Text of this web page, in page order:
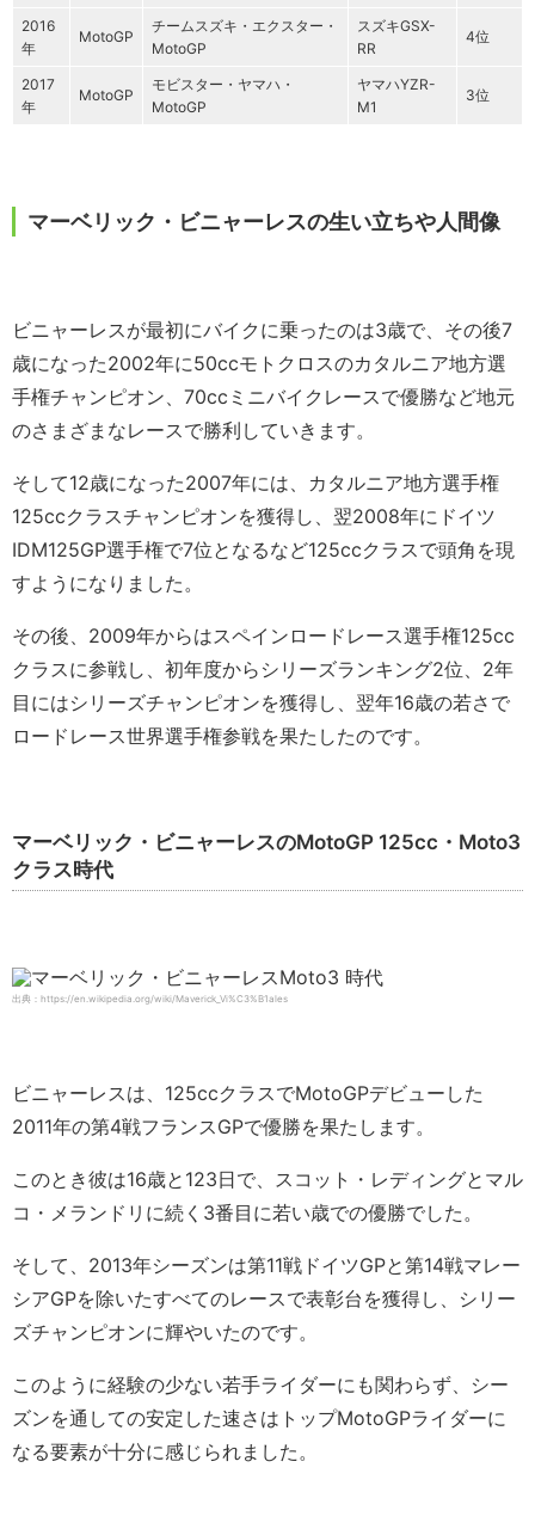
2016
年
MotoGP
チームスズキ・エクスター・
MotoGP
スズキGSX-
RR
4位
2017
年
MotoGP
モビスター・ヤマハ・
MotoGP
ヤマハYZR-
M1
3位
マーベリック・ビニャーレスの生い立ちや人間像
ビニャーレスが最初にバイクに乗ったのは3歳で、その後7
歳になった2002年に50ccモトクロスのカタルニア地方選
手権チャンピオン、70ccミニバイクレースで優勝など地元
のさまざまなレースで勝利していきます。
そして12歳になった2007年には、カタルニア地方選手権
125ccクラスチャンピオンを獲得し、翌2008年にドイツ
IDM125GP選手権で7位となるなど125ccクラスで頭角を現
すようになりました。
その後、2009年からはスペインロードレース選手権125cc
クラスに参戦し、初年度からシリーズランキング2位、2年
目にはシリーズチャンピオンを獲得し、翌年16歳の若さで
ロードレース世界選手権参戦を果たしたのです。
マーベリック・ビニャーレスのMotoGP 125cc・Moto3
クラス時代
出典：https://en.wikipedia.org/wiki/Maverick_Vi%C3%B1ales
ビニャーレスは、125ccクラスでMotoGPデビューした
2011年の第4戦フランスGPで優勝を果たします。
このとき彼は16歳と123日で、スコット・レディングとマル
コ・メランドリに続く3番目に若い歳での優勝でした。
そして、2013年シーズンは第11戦ドイツGPと第14戦マレー
シアGPを除いたすべてのレースで表彰台を獲得し、シリー
ズチャンピオンに輝やいたのです。
このように経験の少ない若手ライダーにも関わらず、シー
ズンを通しての安定した速さはトップMotoGPライダーに
なる要素が十分に感じられました。